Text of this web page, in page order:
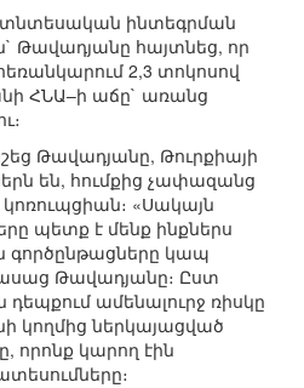
ինտեգրման
Թավադյանը հայտնեց, որ
2,3 տոկոսով
ՀՆԱ–ի աճը` առանց
Թավադյանը, Թուրքիայի
են, հումքից չափազանց
«Սակայն
պետք է մենք ինքներս
գործընթացները կապ
Թավադյանը։ Ըստ
ամենալուրջ ռիսկը
կողմից ներկայացված
որոնք կարող էին